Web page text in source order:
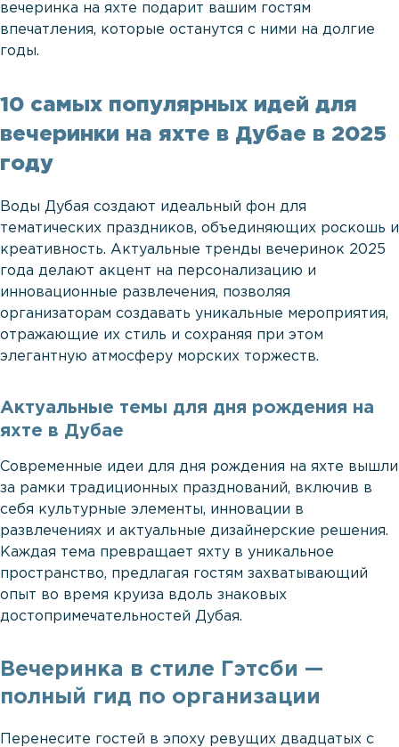
вечеринка на яхте подарит вашим гостям
впечатления, которые останутся с ними на долгие
годы.
10 самых популярных идей для
вечеринки на яхте в Дубае в 2025
году
Воды Дубая создают идеальный фон для
тематических праздников, объединяющих роскошь и
креативность. Актуальные тренды вечеринок 2025
года делают акцент на персонализацию и
инновационные развлечения, позволяя
организаторам создавать уникальные мероприятия,
отражающие их стиль и сохраняя при этом
элегантную атмосферу морских торжеств.
Актуальные темы для дня рождения на
яхте в Дубае
Современные идеи для дня рождения на яхте вышли
за рамки традиционных празднований, включив в
себя культурные элементы, инновации в
развлечениях и актуальные дизайнерские решения.
Каждая тема превращает яхту в уникальное
пространство, предлагая гостям захватывающий
опыт во время круиза вдоль знаковых
достопримечательностей Дубая.
Вечеринка в стиле Гэтсби —
полный гид по организации
Перенесите гостей в эпоху ревущих двадцатых с